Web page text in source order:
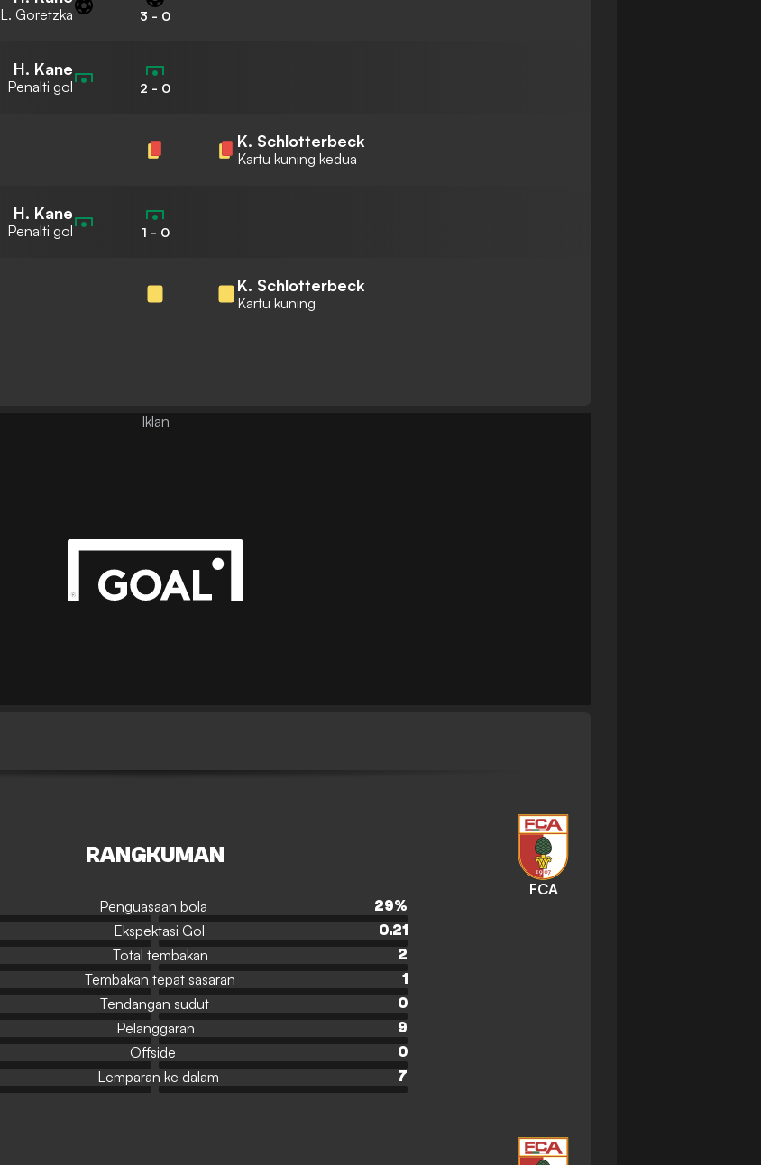
L. Goretzka 3 - 0
H. Kane
Penalti gol 2 - 0
K. Schlotterbeck
Kartu kuning kedua
H. Kane
Penalti gol 1 - 0
K. Schlotterbeck
Kartu kuning
RANGKUMAN
FCA
Penguasaan bola 29%
Ekspektasi Gol
0.21
Total tembakan
2
Tembakan tepat sasaran
1
Tendangan sudut
0
Pelanggaran
9
Offside
0
Lemparan ke dalam 7
Iklan